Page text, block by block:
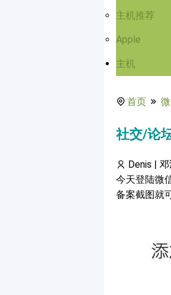
主机推荐
Apple
主机
首页
社交/论
Denis |
今天登陆微
备案截图就